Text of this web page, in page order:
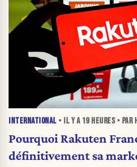
INTERNATIONAL • IL Y A 19 HEURES• PAR
Pourquoi Rakuten
définitivement sa